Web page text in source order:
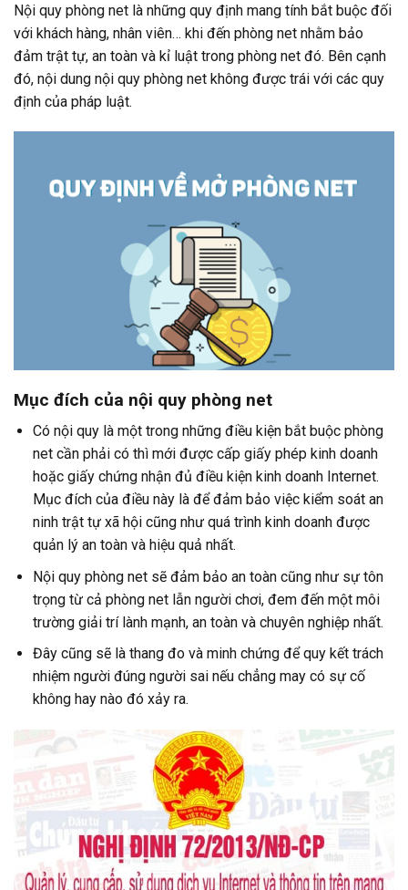
Nội quy phòng net là những quy định mang tính bắt buộc đối
với khách hàng, nhân viên… khi đến phòng net nhằm bảo
đảm trật tự, an toàn và kỉ luật trong phòng net đó. Bên cạnh
đó, nội dung nội quy phòng net không được trái với các quy
định của pháp luật.
Mục đích của nội quy phòng net
Có nội quy là một trong những điều kiện bắt buộc phòng
net cần phải có thì mới được cấp giấy phép kinh doanh
hoặc giấy chứng nhận đủ điều kiện kinh doanh Internet.
Mục đích của điều này là để đảm bảo việc kiểm soát an
ninh trật tự xã hội cũng như quá trình kinh doanh được
quản lý an toàn và hiệu quả nhất.
Nội quy phòng net sẽ đảm bảo an toàn cũng như sự tôn
trọng từ cả phòng net lẫn người chơi, đem đến một môi
trường giải trí lành mạnh, an toàn và chuyên nghiệp nhất.
Đây cũng sẽ là thang đo và minh chứng để quy kết trách
nhiệm người đúng người sai nếu chẳng may có sự cố
không hay nào đó xảy ra.